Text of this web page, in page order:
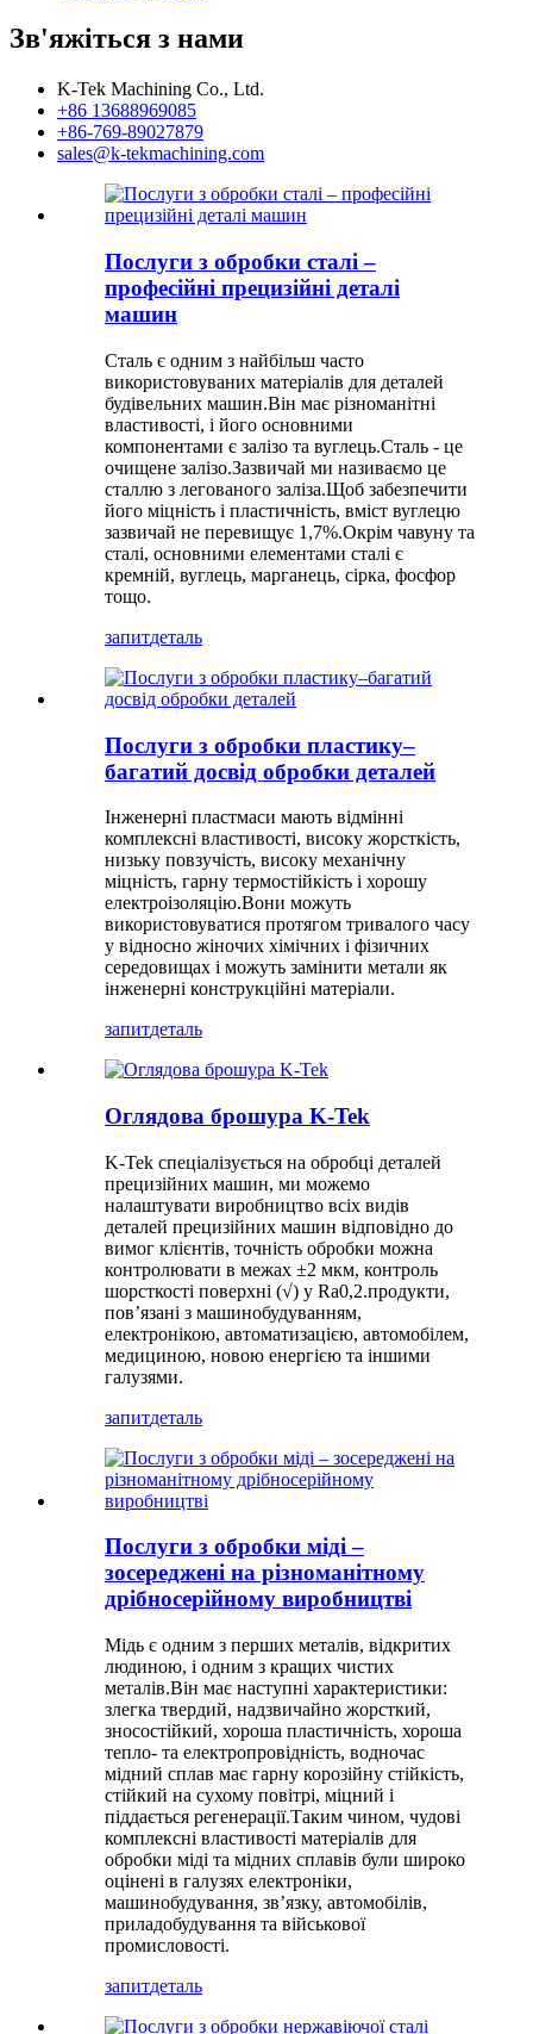
Зв'яжіться з нами
K-Tek Machining Co., Ltd.
+86 13688969085
+86-769-89027879
sales@k-tekmachining.com
Послуги з обробки сталі –
професійні прецизійні деталі
машин
Сталь є одним з найбільш часто
використовуваних матеріалів для деталей
будівельних машин.Він має різноманітні
властивості, і його основними
компонентами є залізо та вуглець.Сталь - це
очищене залізо.Зазвичай ми називаємо це
сталлю з легованого заліза.Щоб забезпечити
його міцність і пластичність, вміст вуглецю
зазвичай не перевищує 1,7%.Окрім чавуну та
сталі, основними елементами сталі є
кремній, вуглець, марганець, сірка, фосфор
тощо.
запитдеталь
Послуги з обробки пластику–
багатий досвід обробки деталей
Інженерні пластмаси мають відмінні
комплексні властивості, високу жорсткість,
низьку повзучість, високу механічну
міцність, гарну термостійкість і хорошу
електроізоляцію.Вони можуть
використовуватися протягом тривалого часу
у відносно жіночих хімічних і фізичних
середовищах і можуть замінити метали як
інженерні конструкційні матеріали.
запитдеталь
Оглядова брошура K-Tek
K-Tek спеціалізується на обробці деталей
прецизійних машин, ми можемо
налаштувати виробництво всіх видів
деталей прецизійних машин відповідно до
вимог клієнтів, точність обробки можна
контролювати в межах ±2 мкм, контроль
шорсткості поверхні (√) у Ra0,2.продукти,
пов’язані з машинобудуванням,
електронікою, автоматизацією, автомобілем,
медициною, новою енергією та іншими
галузями.
запитдеталь
Послуги з обробки міді –
зосереджені на різноманітному
дрібносерійному виробництві
Мідь є одним з перших металів, відкритих
людиною, і одним з кращих чистих
металів.Він має наступні характеристики:
злегка твердий, надзвичайно жорсткий,
зносостійкий, хороша пластичність, хороша
тепло- та електропровідність, водночас
мідний сплав має гарну корозійну стійкість,
стійкий на сухому повітрі, міцний і
піддається регенерації.Таким чином, чудові
комплексні властивості матеріалів для
обробки міді та мідних сплавів були широко
оцінені в галузях електроніки,
машинобудування, зв’язку, автомобілів,
приладобудування та військової
промисловості.
запитдеталь